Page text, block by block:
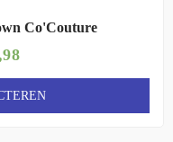
Co'Couture